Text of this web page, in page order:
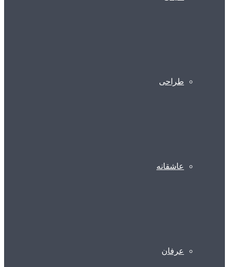
طراحی
عاشقانه
عرفان